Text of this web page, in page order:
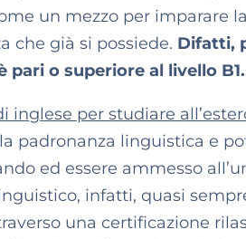
un mezzo per imparare
che già si possiede. Difatti,
pari o superiore al livello B1.
inglese per studiare
padronanza linguistica e
ed essere ammesso
infatti, quasi
una certificazione